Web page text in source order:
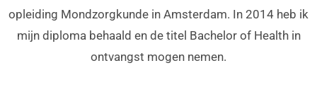
opleiding Mondzorgkunde in Amsterdam. In 2014 heb ik
mijn diploma behaald en de titel Bachelor of Health in
ontvangst mogen nemen.